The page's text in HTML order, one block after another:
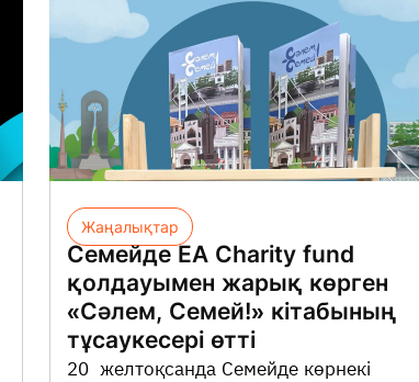
Жаңалықтар
Семейде EA Charity fund
қолдауымен жарық көрген
«Сәлем, Семей!» кітабының
тұсаукесері өтті
20 желтоқсанда Семейде көрнекі